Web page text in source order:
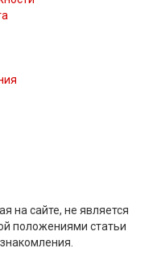
на сайте, не является
положениями статьи